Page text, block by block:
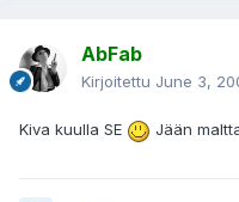
AbFab
Kirjoitettu June 3,
Kiva kuulla SE Jään